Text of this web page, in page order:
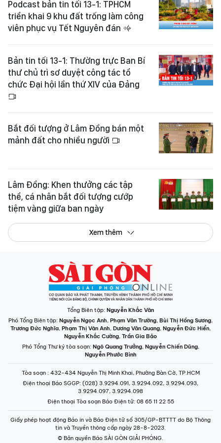
Podcast bản tin tối 13-1: TPHCM
triển khai 9 khu đất trống làm công
viên phục vụ Tết Nguyên đán
Bản tin tối 13-1: Thường trực Ban Bí
thư chủ trì sơ duyệt công tác tổ
chức Đại hội lần thứ XIV của Đảng
Bắt đối tượng ở Lâm Đồng bán một
mảnh đất cho nhiều người
Lâm Đồng: Khen thưởng các tập
thể, cá nhân bắt đối tượng cướp
tiệm vàng giữa ban ngày
Xem thêm
Tổng Biên tập: Nguyễn Khắc Văn
Phó Tổng Biên tập: Nguyễn Ngọc Anh, Phạm Văn Trường, Bùi Thị Hồng Sương,
Trương Đức Nghĩa, Phạm Thị Vân Anh, Dương Văn Quang, Nguyễn Đức Hiển,
Nguyễn Khắc Cường, Trần Gia Bảo
Phó Tổng Thư ký tòa soạn: Ngô Quang Trưởng, Nguyễn Chiến Dũng,
Nguyễn Phước Bình
Tòa soạn : 432-434 Nguyễn Thị Minh Khai, Phường Bàn Cờ, TP.HCM
Điện thoại Báo SGGP: (028) 3.9294.091, 3.9294.092, 3.9294.093,
3.9294.097, 3.9294.098
Điện thoại Tòa soạn Báo Điện tử: 08 65 11 22 55
Giấy phép hoạt động Báo in và Báo Điện tử số 305/GP-BTTTT do Bộ Thông
tin và Truyền thông cấp ngày 28-8-2023.
© Bản quyền Báo SÀI GÒN GIẢI PHÓNG.